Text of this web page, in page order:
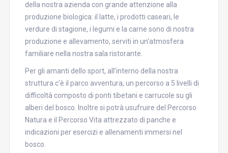
della nostra azienda con grande attenzione alla
produzione biologica: il latte, i prodotti caseari, le
verdure di stagione, i legumi e la carne sono di nostra
produzione e allevamento, serviti in un'atmosfera
familiare nella nostra sala ristorante.
Per gli amanti dello sport, all’interno della nostra
struttura c'è il parco avventura, un percorso a 5 livelli di
difficoltà composto di ponti tibetani e carrucole su gli
alberi del bosco. Inoltre si potrà usufruire del Percorso
Natura e il Percorso Vita attrezzato di panche e
indicazioni per esercizi e allenamenti immersi nel
bosco.